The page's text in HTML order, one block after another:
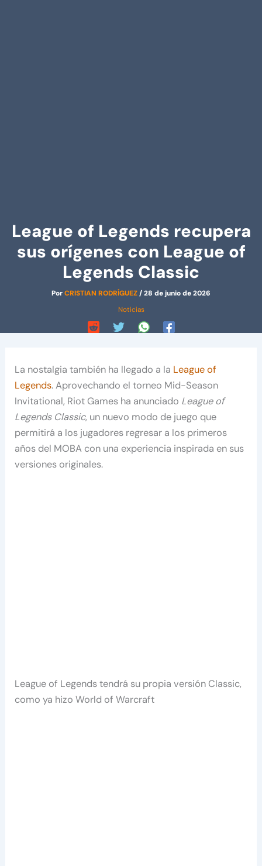
League of Legends recupera
sus orígenes con League of
Legends Classic
PorCRISTIAN RODRÍGUEZ/28 de junio de 2026
Noticias
La nostalgia también ha llegado a la League of
Legends. Aprovechando el torneo Mid-Season
Invitational, Riot Games ha anunciado League of
Legends Classic, un nuevo modo de juego que
permitirá a los jugadores regresar a los primeros
años del MOBA con una experiencia inspirada en sus
versiones originales.
League of Legends tendrá su propia versión Classic,
como ya hizo World of Warcraft